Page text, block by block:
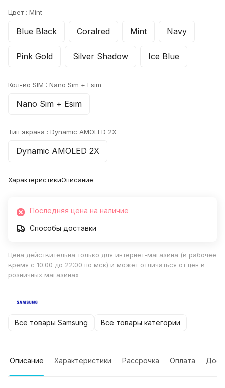
Цвет : Mint
Blue Black Coralred Mint Navy
Pink Gold Silver Shadow Ice Blue
Кол-во SIM : Nano Sim + Esim
Nano Sim + Esim
Тип экрана : Dynamic AMOLED 2X
Dynamic AMOLED 2X
ХарактеристикиОписание
Последняя цена на наличие
Способы доставки
Цена действительна только для интернет-магазина (в рабочее
время с 10:00 до 22:00 по мск) и может отличаться от цен в
розничных магазинах
Все товары Samsung Все товары категории
Описание Характеристики Рассрочка Оплата